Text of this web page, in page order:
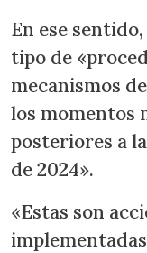
En ese
tipo de
mecanismos
los momentos
posteriores a
de 2024».
«Estas son